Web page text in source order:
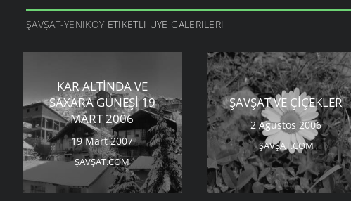
ŞAVŞAT-YENIKÖY ETIKETLI ÜYE GALERILERI
KAR ALTINDA VE
SAXARA GÜNEŞI 19
MART 2006
19 Mart 2007
ŞAVŞAT.COM
ŞAVŞAT VE ÇIÇEKLER
2 Ağustos 2006
ŞAVŞAT.COM